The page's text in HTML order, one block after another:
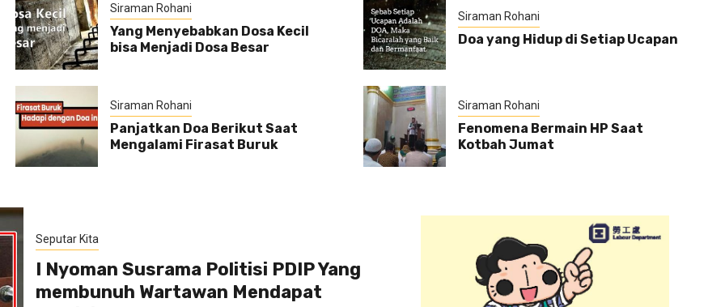
Siraman Rohani
Yang Menyebabkan Dosa Kecil
bisa Menjadi Dosa Besar
Siraman Rohani
Doa yang Hidup di Setiap Ucapan
Siraman Rohani
Panjatkan Doa Berikut Saat
Mengalami Firasat Buruk
Siraman Rohani
Fenomena Bermain HP Saat
Kotbah Jumat
Seputar Kita
I Nyoman Susrama Politisi PDIP Yang
membunuh Wartawan Mendapat